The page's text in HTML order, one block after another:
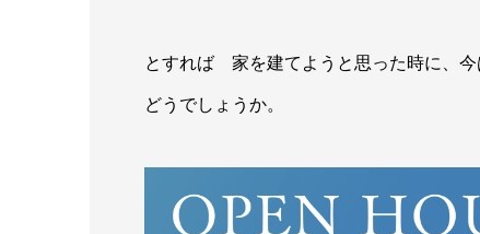
とすれば 家を建てようと思った時に、
どうでしょうか。